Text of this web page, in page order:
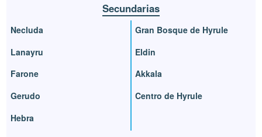
Secundarias
Necluda
Lanayru
Farone
Gerudo
Hebra
Gran Bosque de Hyrule
Eldin
Akkala
Centro de Hyrule